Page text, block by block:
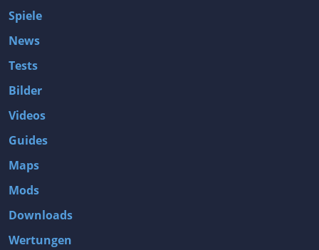
Spiele
News
Tests
Bilder
Videos
Guides
Maps
Mods
Downloads
Wertungen